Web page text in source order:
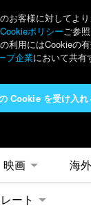
客様に対して
ポリシーご参
用にはCookieの
プ企業において共有
Cookie を受け入れ
映画 海
ート